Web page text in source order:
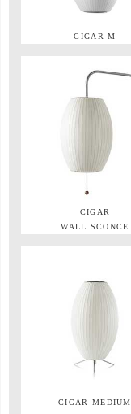
CIGAR M
CIGAR
WALL SCONCE
CIGAR MEDIUM